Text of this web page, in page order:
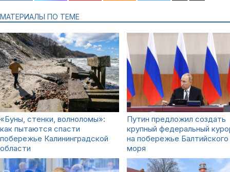
МАТЕРИАЛЫ ПО ТЕМЕ
«Буны, стенки, волноломы»:
как пытаются спасти
побережье Калининградской
области
Путин предложил создать
крупный федеральный
на побережье Балтийского
моря